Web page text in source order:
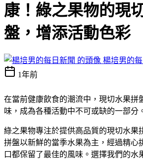
康！綠之果物的現
盤，增添活動色彩
楊培男的
1年前
在當前健康飲食的潮流中，現切水果拼
味，成為各種活動中不可或缺的一部分
綠之果物專注於提供高品質的現切水果
拼盤以新鮮的當季水果為主，經過精心
口都保留了最佳的風味。選擇我們的水